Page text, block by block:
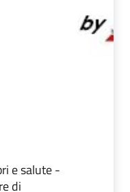
e salute -
di